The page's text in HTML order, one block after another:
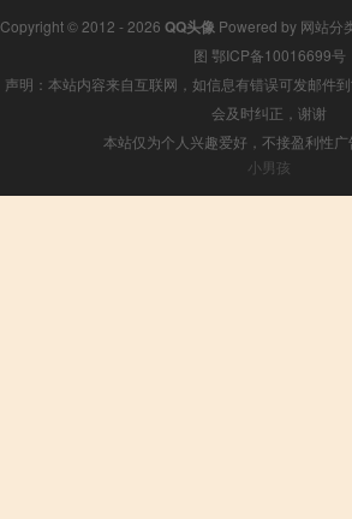
Copyright © 2012 - 2026 QQ头像 Powered by 网站分
图 鄂ICP备10016699号
声明：本站内容来自互联网，如信息有错误可发邮件
会及时纠正，谢谢
本站仅为个人兴趣爱好，不接盈利性
小男孩